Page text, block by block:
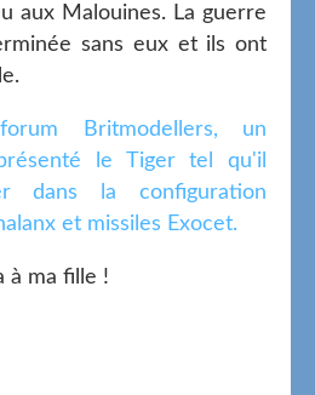
aux Malouines. La guerre
sans eux et ils ont
Britmodellers, un
le Tiger tel qu'il
dans la configuration
et missiles Exocet.
à ma fille !